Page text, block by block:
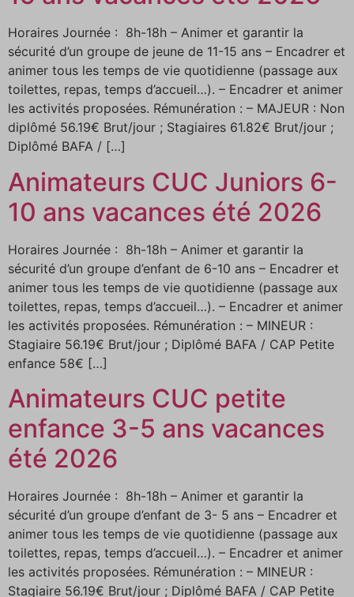
Horaires Journée : 8h-18h – Animer et garantir la
sécurité d’un groupe de jeune de 11-15 ans – Encadrer et
animer tous les temps de vie quotidienne (passage aux
toilettes, repas, temps d’accueil…). – Encadrer et animer
les activités proposées. Rémunération : – MAJEUR : Non
diplômé 56.19€ Brut/jour ; Stagiaires 61.82€ Brut/jour ;
Diplômé BAFA / […]
Animateurs CUC Juniors 6-
10 ans vacances été 2026
Horaires Journée : 8h-18h – Animer et garantir la
sécurité d’un groupe d’enfant de 6-10 ans – Encadrer et
animer tous les temps de vie quotidienne (passage aux
toilettes, repas, temps d’accueil…). – Encadrer et animer
les activités proposées. Rémunération : – MINEUR :
Stagiaire 56.19€ Brut/jour ; Diplômé BAFA / CAP Petite
enfance 58€ […]
Animateurs CUC petite
enfance 3-5 ans vacances
été 2026
Horaires Journée : 8h-18h – Animer et garantir la
sécurité d’un groupe d’enfant de 3- 5 ans – Encadrer et
animer tous les temps de vie quotidienne (passage aux
toilettes, repas, temps d’accueil…). – Encadrer et animer
les activités proposées. Rémunération : – MINEUR :
Stagiaire 56.19€ Brut/jour ; Diplômé BAFA / CAP Petite